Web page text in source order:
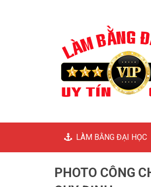
LÀM BẰNG ĐẠI HỌC
PHOTO CÔNG